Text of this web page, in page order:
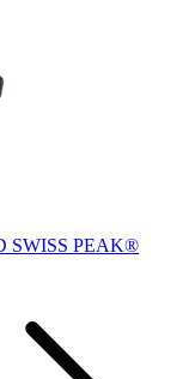
SWISS PEAK®